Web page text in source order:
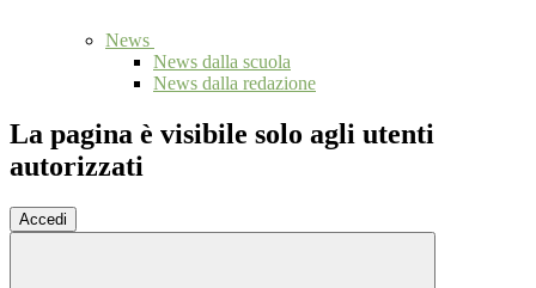
News
News dalla scuola
News dalla redazione
La pagina è visibile solo agli utenti
autorizzati
Accedi